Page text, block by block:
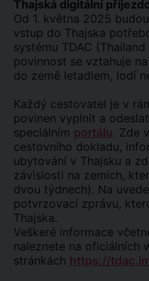
Thajská digitální
Od 1. května 2025
vstup do Thajska
systému TDAC
povinnost se vztahuje
do země letadlem, lodí
Každý cestovatel je v
povinen vyplnit a
speciálním portálu . Zde
cestovního dokladu,
ubytování v Thajsku a
závislosti na zemích,
dvou týdnech). Na
potvrzovací zprávu,
Thajska.
Veškeré informace
naleznete na oficiálních
stránkách https://